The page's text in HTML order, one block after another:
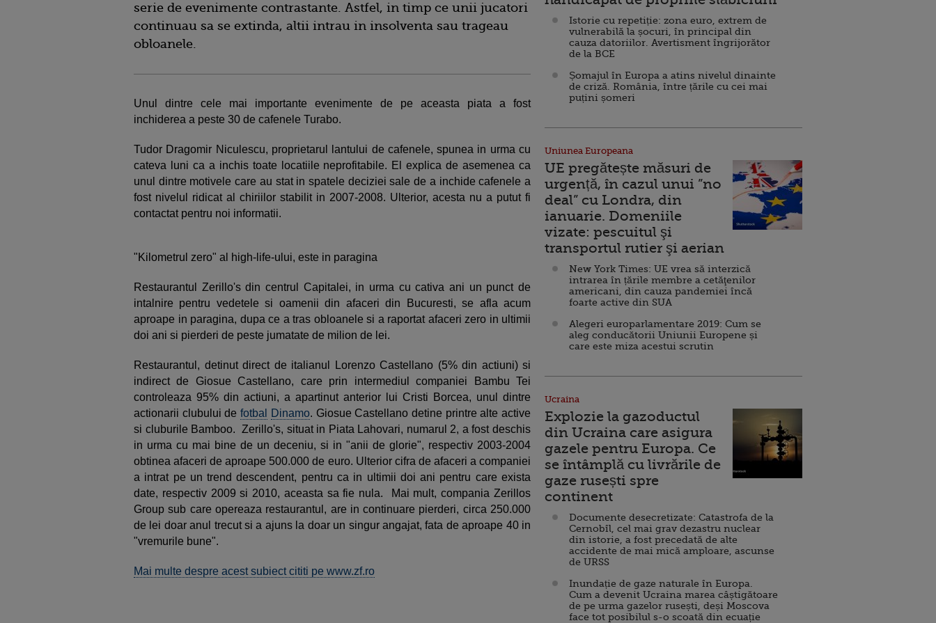
serie de evenimente contrastante. Astfel, in timp ce unii jucatori
continuau sa se extinda, altii intrau in insolventa sau trageau
obloanele.
Unul dintre cele mai importante evenimente de pe aceasta piata a fost
inchiderea a peste 30 de cafenele Turabo.
Tudor Dragomir Niculescu, proprietarul lantului de cafenele, spunea in urma cu
cateva luni ca a inchis toate locatiile neprofitabile. El explica de asemenea ca
unul dintre motivele care au stat in spatele deciziei sale de a inchide cafenele a
fost nivelul ridicat al chiriilor stabilit in 2007-2008. Ulterior, acesta nu a putut fi
contactat pentru noi informatii.
"Kilometrul zero" al high-life-ului, este in paragina
Restaurantul Zerillo's din centrul Capitalei, in urma cu cativa ani un punct de
intalnire pentru vedetele si oamenii din afaceri din Bucuresti, se afla acum
aproape in paragina, dupa ce a tras obloanele si a raportat afaceri zero in ultimii
doi ani si pierderi de peste jumatate de milion de lei.
Restaurantul, detinut direct de italianul Lorenzo Castellano (5% din actiuni) si
indirect de Giosue Castellano, care prin intermediul companiei Bambu Tei
controleaza 95% din actiuni, a apartinut anterior lui Cristi Borcea, unul dintre
actionarii clubului defotbal Dinamo. Giosue Castellano detine printre alte active
si cluburile Bamboo. Zerillo's, situat in Piata Lahovari, numarul 2, a fost deschis
in urma cu mai bine de un deceniu, si in "anii de glorie", respectiv 2003-2004
obtinea afaceri de aproape 500.000 de euro. Ulterior cifra de afaceri a companiei
a intrat pe un trend descendent, pentru ca in ultimii doi ani pentru care exista
date, respectiv 2009 si 2010, aceasta sa fie nula. Mai mult, compania Zerillos
Group sub care opereaza restaurantul, are in continuare pierderi, circa 250.000
de lei doar anul trecut si a ajuns la doar un singur angajat, fata de aproape 40 in
"vremurile bune".
Mai multe despre acest subiect cititi pe www.zf.ro
Istorie cu repetiție: zona euro, extrem de
vulnerabilă la șocuri, în principal din
cauza datoriilor. Avertisment îngrijorător
de la BCE
Șomajul în Europa a atins nivelul dinainte
de criză. România, între țările cu cei mai
puțini șomeri
Uniunea Europeana
UE pregătește măsuri de
urgență, în cazul unui ”no
deal” cu Londra, din
ianuarie. Domeniile
vizate: pescuitul şi
transportul rutier şi aerian
New York Times: UE vrea să interzică
intrarea în țările membre a cetăţenilor
americani, din cauza pandemiei încă
foarte active din SUA
Alegeri europarlamentare 2019: Cum se
aleg conducătorii Uniunii Europene și
care este miza acestui scrutin
Ucraina
Explozie la gazoductul
din Ucraina care asigura
gazele pentru Europa. Ce
se întâmplă cu livrările de
gaze rusești spre
continent
Documente desecretizate: Catastrofa de la
Cernobîl, cel mai grav dezastru nuclear
din istorie, a fost precedată de alte
accidente de mai mică amploare, ascunse
de URSS
Inundație de gaze naturale în Europa.
Cum a devenit Ucraina marea câștigătoare
de pe urma gazelor rusești, deși Moscova
face tot posibilul s-o scoată din ecuație